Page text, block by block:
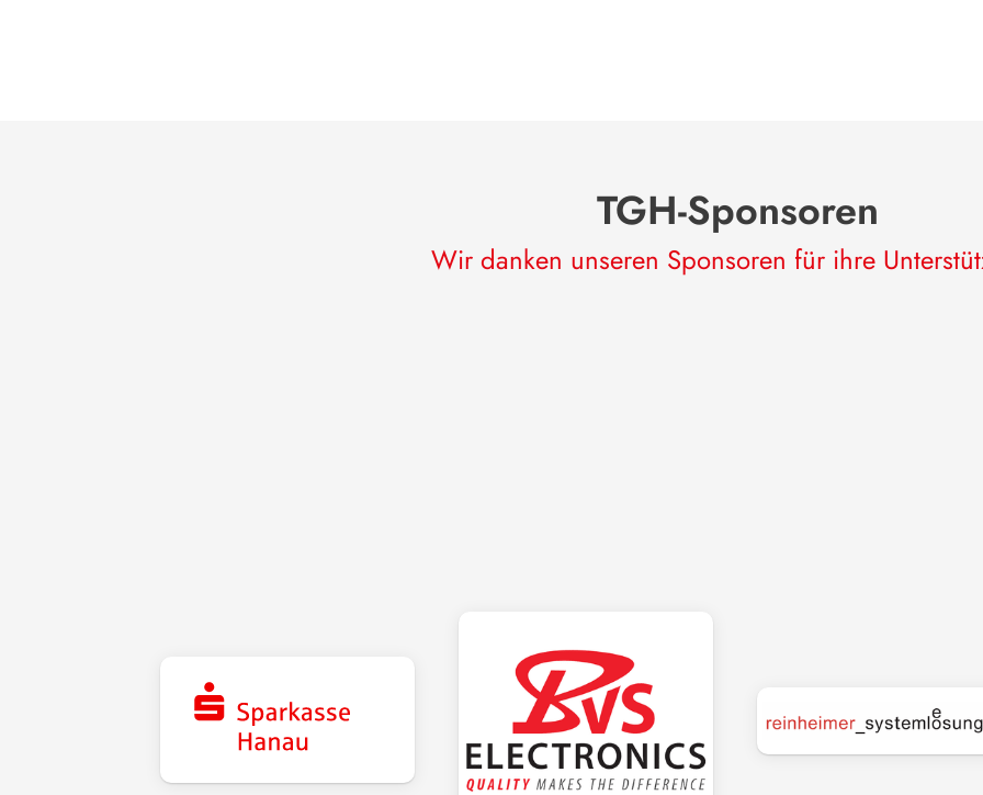
TGH-Sponsoren
Wir danken unseren Sponsoren für ihre